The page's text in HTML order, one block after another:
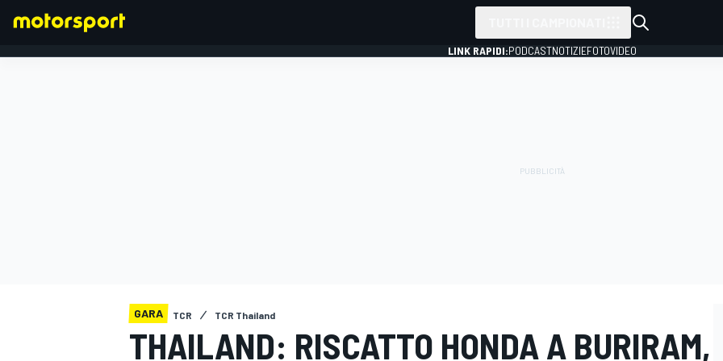
LINK RAPIDI:PODCASTNOTIZIEFOTOVIDEO
GARA TCR TCR Thailand
THAILAND: RISCATTO HONDA A BURIRAM,